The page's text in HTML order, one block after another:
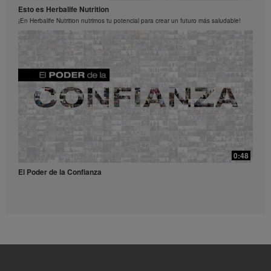
los Videos en cualquier momento.
39:14
¿Qué son y para qué sirven los antioxidantes?
¿Qué son y para qué sirven los antioxidantes?
Receta Té Lift - Video para redes sociales
Prueba esta refrescante receta con Liftoff.
Esto es Herbalife Nutrition
¡En Herbalife Nutrition nutrimos tu potencial para crear un futuro más saludable!
0:48
El Poder de la Confianza